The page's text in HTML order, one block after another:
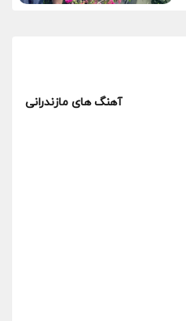
آهنگ های مازندرانی